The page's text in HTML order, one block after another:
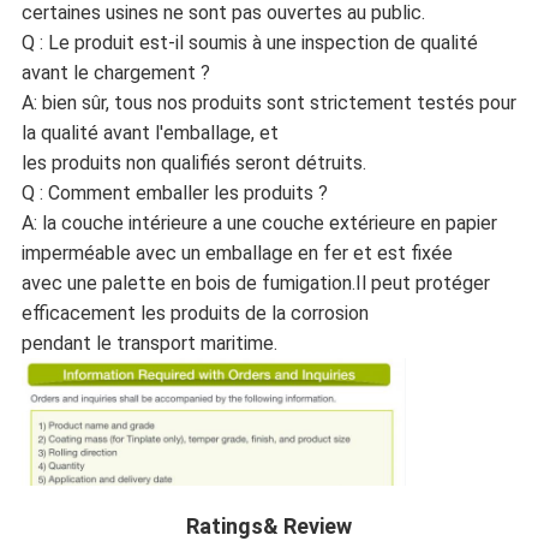
certaines usines ne sont pas ouvertes au public.
Q : Le produit est-il soumis à une inspection de qualité
avant le chargement ?
A: bien sûr, tous nos produits sont strictement testés pour
la qualité avant l'emballage, et
les produits non qualifiés seront détruits.
Q : Comment emballer les produits ?
A: la couche intérieure a une couche extérieure en papier
imperméable avec un emballage en fer et est fixée
avec une palette en bois de fumigation.Il peut protéger
efficacement les produits de la corrosion
pendant le transport maritime.
Ratings& Review